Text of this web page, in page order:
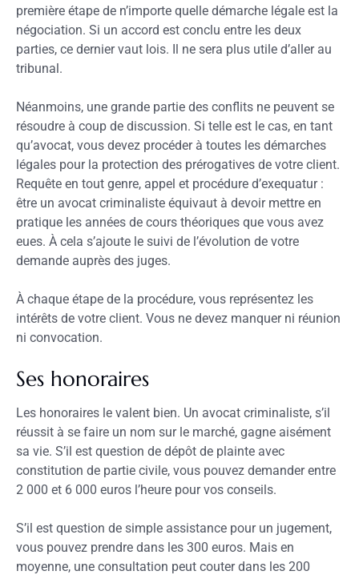
première étape de n’importe quelle démarche légale est la
négociation. Si un accord est conclu entre les deux
parties, ce dernier vaut lois. Il ne sera plus utile d’aller au
tribunal.
Néanmoins, une grande partie des conflits ne peuvent se
résoudre à coup de discussion. Si telle est le cas, en tant
qu’avocat, vous devez procéder à toutes les démarches
légales pour la protection des prérogatives de votre client.
Requête en tout genre, appel et procédure d’exequatur :
être un avocat criminaliste équivaut à devoir mettre en
pratique les années de cours théoriques que vous avez
eues. À cela s’ajoute le suivi de l’évolution de votre
demande auprès des juges.
À chaque étape de la procédure, vous représentez les
intérêts de votre client. Vous ne devez manquer ni réunion
ni convocation.
Ses honoraires
Les honoraires le valent bien. Un avocat criminaliste, s’il
réussit à se faire un nom sur le marché, gagne aisément
sa vie. S’il est question de dépôt de plainte avec
constitution de partie civile, vous pouvez demander entre
2 000 et 6 000 euros l’heure pour vos conseils.
S’il est question de simple assistance pour un jugement,
vous pouvez prendre dans les 300 euros. Mais en
moyenne, une consultation peut couter dans les 200